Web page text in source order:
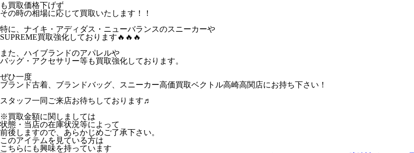
も買取価格下げず
その時の相場に応じて買取いたします！！
特に、ナイキ・アディダス・ニューバランスのスニーカーや
SUPREME買取強化しております🔥🔥🔥
また、ハイブランドのアパレルや
バッグ・アクセサリー等も買取強化しております。
ぜひ一度
ブランド古着、ブランドバッグ、スニーカー高価買取ベクトル高崎高関店にお持ち下さい！
スタッフ一同ご来店お待ちしております♬
※買取金額に関しましては
状態・当店の在庫状況等によって
前後しますので、あらかじめご了承下さい。
このアイテムを見ている方は
こちらにも興味を持っています